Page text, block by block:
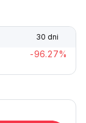
30 dni
-96.27%